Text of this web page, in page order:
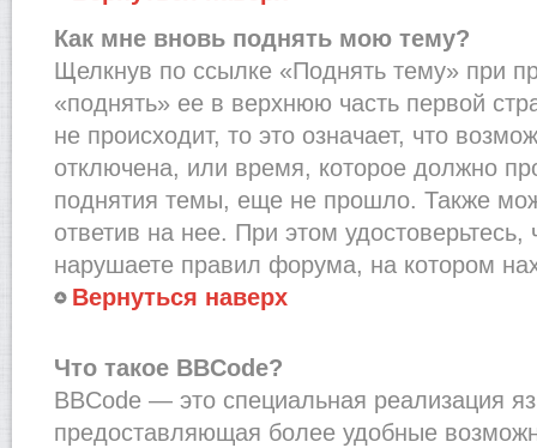
Как мне вновь поднять мою тему?
Щелкнув по ссылке «Поднять тему» при
«поднять» ее в верхнюю часть первой
не происходит, то это означает, что
отключена, или время, которое должно
поднятия темы, еще не прошло. Также
ответив на нее. При этом
нарушаете правил форума, на котором
Вернуться наверх
Что такое BBCode?
BBCode — это специальная реализация
предоставляющая более удобные